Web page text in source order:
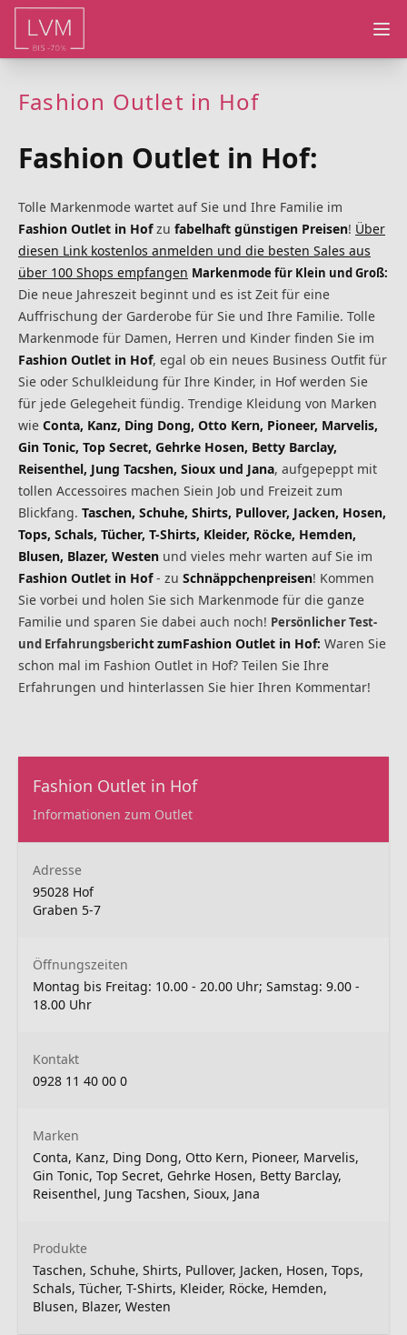
Fashion Outlet in Hof
Fashion Outlet in Hof:
Tolle Markenmode wartet auf Sie und Ihre Familie im
Fashion Outlet in Hofzu fabelhaft günstigen Preisen! Über
diesen Link kostenlos anmelden und die besten Sales aus
über 100 Shops empfangen Markenmode für Klein und Groß:
Die neue Jahreszeit beginnt und es ist Zeit für eine
Auffrischung der Garderobe für Sie und Ihre Familie. Tolle
Markenmode für Damen, Herren und Kinder finden Sie im
Fashion Outlet in Hof, egal ob ein neues Business Outfit für
Sie oder Schulkleidung für Ihre Kinder, in Hof werden Sie
für jede Gelegeheit fündig. Trendige Kleidung von Marken
wie Conta, Kanz, Ding Dong, Otto Kern, Pioneer, Marvelis,
Gin Tonic, Top Secret, Gehrke Hosen, Betty Barclay,
Reisenthel, Jung Tacshen, Sioux und Jana, aufgepeppt mit
tollen Accessoires machen Siein Job und Freizeit zum
Blickfang. Taschen, Schuhe, Shirts, Pullover, Jacken, Hosen,
Tops, Schals, Tücher, T-Shirts, Kleider, Röcke, Hemden,
Blusen, Blazer, Westen und vieles mehr warten auf Sie im
Fashion Outlet in Hof- zu Schnäppchenpreisen! Kommen
Sie vorbei und holen Sie sich Markenmode für die ganze
Familie und sparen Sie dabei auch noch! Persönlicher Test-
und Erfahrungsbericht zumFashion Outlet in Hof: Waren Sie
schon mal im Fashion Outlet in Hof? Teilen Sie Ihre
Erfahrungen und hinterlassen Sie hier Ihren Kommentar!
Fashion Outlet in Hof
Informationen zum Outlet
Adresse
95028 Hof
Graben 5-7
Öffnungszeiten
Montag bis Freitag: 10.00 - 20.00 Uhr; Samstag: 9.00 -
18.00 Uhr
Kontakt
0928 11 40 00 0
Marken
Conta, Kanz, Ding Dong, Otto Kern, Pioneer, Marvelis,
Gin Tonic, Top Secret, Gehrke Hosen, Betty Barclay,
Reisenthel, Jung Tacshen, Sioux, Jana
Produkte
Taschen, Schuhe, Shirts, Pullover, Jacken, Hosen, Tops,
Schals, Tücher, T-Shirts, Kleider, Röcke, Hemden,
Blusen, Blazer, Westen